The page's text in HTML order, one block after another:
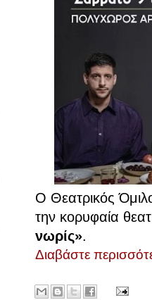
Ο Θεατρικός
την κορυφαία
νωρίς».
Διαβάστε